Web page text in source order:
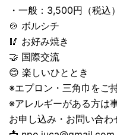
・一般：3,500円（税込）
🍲 ボルシチ
🥢 お好み焼き
🤝 国際交流
😊 楽しいひととき
※エプロン・三角巾をご
※アレルギーがある方は
お申し込み・お問い合わ